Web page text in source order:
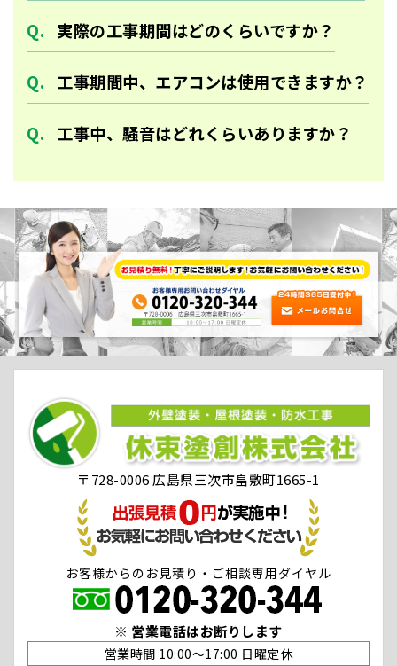
実際の工事期間はどのくらいですか？
工事期間中、エアコンは使用できますか？
工事中、騒音はどれくらいありますか？
〒728-0006 広島県三次市畠敷町1665-1
お客様からのお見積り・ご相談専用ダイヤル
※ 営業電話はお断りします
営業時間 10:00〜17:00 日曜定休